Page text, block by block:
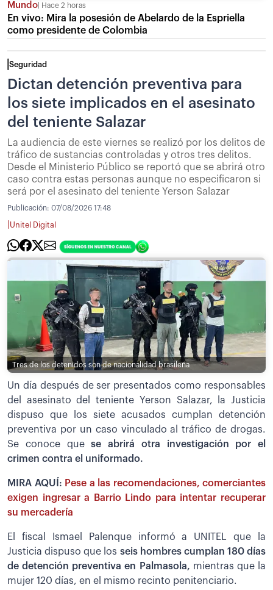
Mundo Hace 2 horas
En vivo: Mira la posesión de Abelardo de la Espriella
como presidente de Colombia
Seguridad
Dictan detención preventiva para
los siete implicados en el asesinato
del teniente Salazar
La audiencia de este viernes se realizó por los delitos de
tráfico de sustancias controladas y otros tres delitos.
Desde el Ministerio Público se reportó que se abrirá otro
caso contra estas personas aunque no especificaron si
será por el asesinato del teniente Yerson Salazar
Publicación: 07/08/2026 17:48
Unitel Digital
Tres de los detenidos son de nacionalidad brasileña
Un día después de ser presentados como responsables
del asesinato del teniente Yerson Salazar, la Justicia
dispuso que los siete acusados cumplan detención
preventiva por un caso vinculado al tráfico de drogas.
Se conoce quese abrirá otra investigación por el
crimen contra el uniformado.
MIRA AQUÍ: Pese a las recomendaciones, comerciantes
exigen ingresar a Barrio Lindo para intentar recuperar
su mercadería
El fiscal Ismael Palenque informó a UNITEL que la
Justicia dispuso que los seis hombres cumplan 180 días
de detención preventiva en Palmasola, mientras que la
mujer 120 días, en el mismo recinto penitenciario.